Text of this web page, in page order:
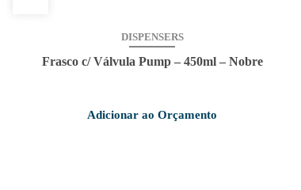
DISPENSERS
Frasco c/ Válvula Pump – 450ml – Nobre
Adicionar ao Orçamento